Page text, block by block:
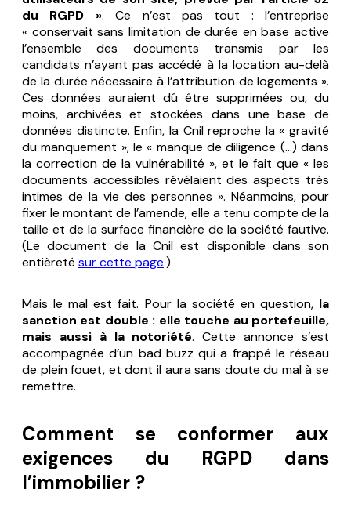
du RGPD ». Ce n’est pas tout : l’entreprise
« conservait sans limitation de durée en base active
l’ensemble des documents transmis par les
candidats n’ayant pas accédé à la location au-delà
de la durée nécessaire à l’attribution de logements ».
Ces données auraient dû être supprimées ou, du
moins, archivées et stockées dans une base de
données distincte. Enfin, la Cnil reproche la« gravité
du manquement », le« manque de diligence (…) dans
la correction de la vulnérabilité », et le fait que « les
documents accessibles révélaient des aspects très
intimes de la vie des personnes ». Néanmoins, pour
fixer le montant de l’amende, elle a tenu compte de la
taille et de la surface financière de la société fautive.
(Le document de la Cnil est disponible dans son
entièreté sur cette page.)
Mais le mal est fait. Pour la société en question, la
sanction est double : elle touche au portefeuille,
mais aussi à la notoriété. Cette annonce s’est
accompagnée d’un bad buzz qui a frappé le réseau
de plein fouet, et dont il aura sans doute du mal à se
remettre.
Comment se conformer aux
exigences du RGPD dans
l’immobilier ?